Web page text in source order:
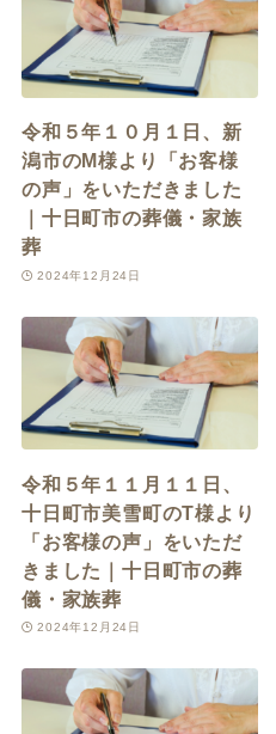
令和５年１０月１日、新
潟市のM様より「お客様
の声」をいただきました
｜十日町市の葬儀・家族
葬
2024年12月24日
令和５年１１月１１日、
十日町市美雪町のT様より
「お客様の声」をいただ
きました｜十日町市の葬
儀・家族葬
2024年12月24日